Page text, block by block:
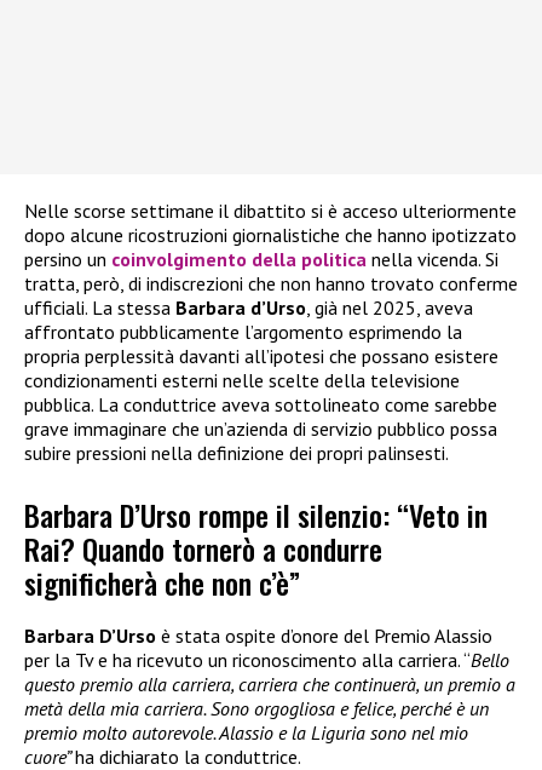
Nelle scorse settimane il dibattito si è acceso ulteriormente
dopo alcune ricostruzioni giornalistiche che hanno ipotizzato
persino un coinvolgimento della politica nella vicenda. Si
tratta, però, di indiscrezioni che non hanno trovato conferme
ufficiali. La stessa Barbara d’Urso, già nel 2025, aveva
affrontato pubblicamente l’argomento esprimendo la
propria perplessità davanti all’ipotesi che possano esistere
condizionamenti esterni nelle scelte della televisione
pubblica. La conduttrice aveva sottolineato come sarebbe
grave immaginare che un’azienda di servizio pubblico possa
subire pressioni nella definizione dei propri palinsesti.
Barbara D’Urso rompe il silenzio: “Veto in
Rai? Quando tornerò a condurre
significherà che non c’è”
Barbara D’Urso è stata ospite d’onore del Premio Alassio
per la Tv e ha ricevuto un riconoscimento alla carriera. “Bello
questo premio alla carriera, carriera che continuerà, un premio a
metà della mia carriera. Sono orgogliosa e felice, perché è un
premio molto autorevole. Alassio e la Liguria sono nel mio
cuore”ha dichiarato la conduttrice.